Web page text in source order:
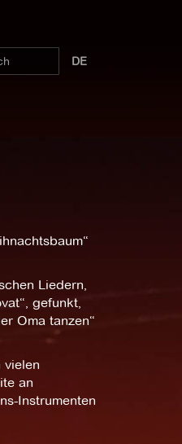
DE
Liedern,
gefunkt,
Oma tanzen“
vielen
an
Instrumenten